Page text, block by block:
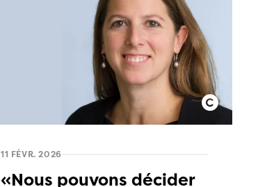
11 FÉVR. 2026
«Nous pouvons décider